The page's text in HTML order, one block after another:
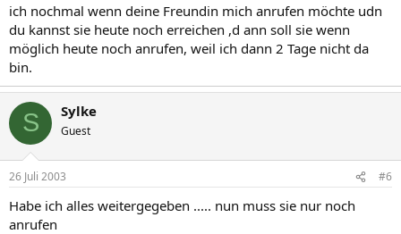
ich nochmal wenn deine Freundin mich anrufen möchte udn
du kannst sie heute noch erreichen ,d ann soll sie wenn
möglich heute noch anrufen, weil ich dann 2 Tage nicht da
bin.
S Sylke
Guest
26 Juli 2003 #6
Habe ich alles weitergegeben ..... nun muss sie nur noch
anrufen